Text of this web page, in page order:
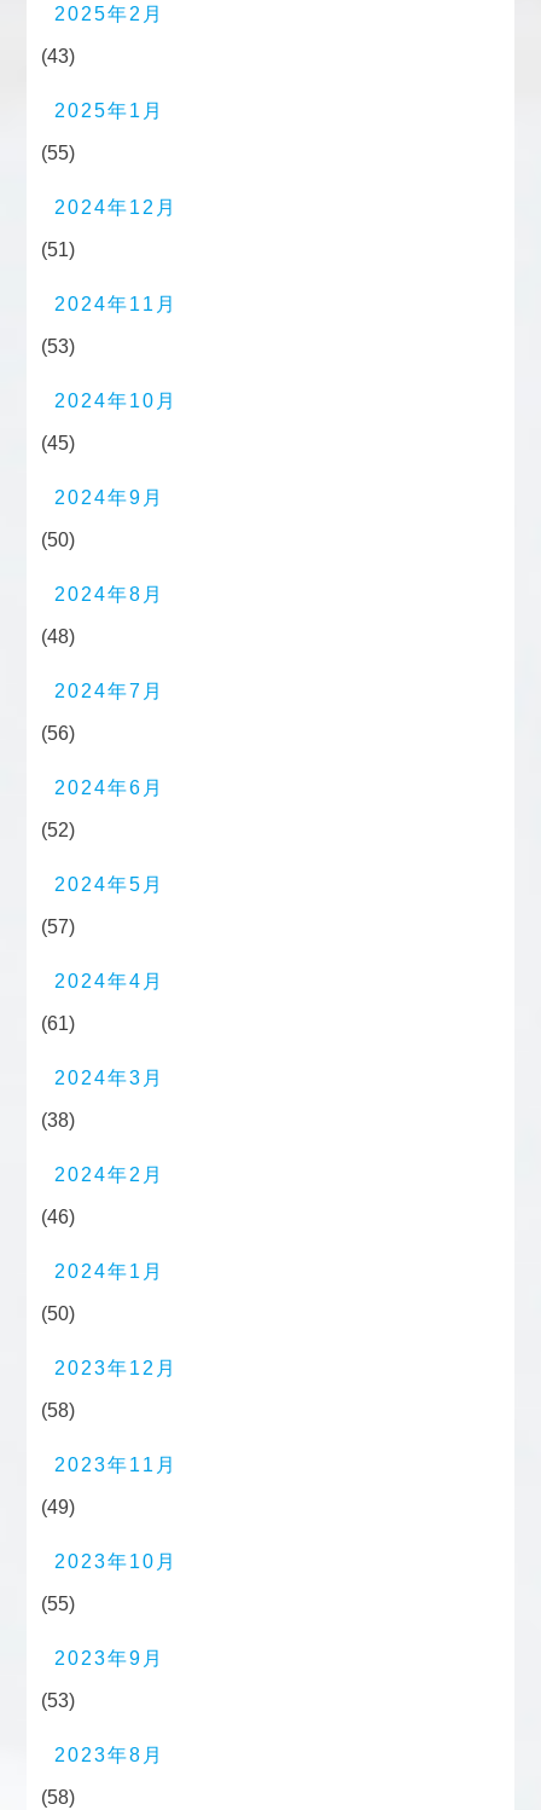
2025年2月
(43)
2025年1月
(55)
2024年12月
(51)
2024年11月
(53)
2024年10月
(45)
2024年9月
(50)
2024年8月
(48)
2024年7月
(56)
2024年6月
(52)
2024年5月
(57)
2024年4月
(61)
2024年3月
(38)
2024年2月
(46)
2024年1月
(50)
2023年12月
(58)
2023年11月
(49)
2023年10月
(55)
2023年9月
(53)
2023年8月
(58)